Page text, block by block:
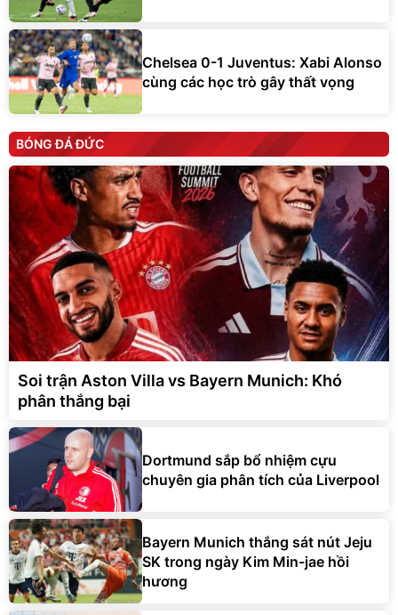
Chelsea 0-1 Juventus: Xabi Alonso
cùng các học trò gây thất vọng
BÓNG ĐÁ ĐỨC
Soi trận Aston Villa vs Bayern Munich: Khó
phân thắng bại
Dortmund sắp bổ nhiệm cựu
chuyên gia phân tích của Liverpool
Bayern Munich thắng sát nút Jeju
SK trong ngày Kim Min-jae hồi
hương